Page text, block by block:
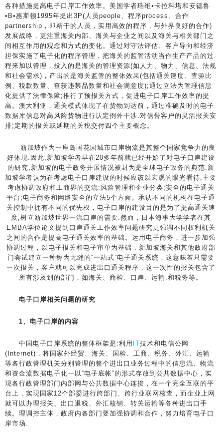
各种措施提高电子口岸工作效率。美国学者瑞维•卡拉科塔和安德鲁
•B•惠斯顿1995年提出3P(人员people、程序process、合作
partnership，即精干的人员，实用高效的程序，与外界良好的合作)
发展战略，更注重海关内部、海关与企业之间以及海关与相关部门之
间相互作用的观念和方式的变化。通过对守法评估、客户导向和经济
担保实施了电子化的程序管理，把海关的监管活动当作生产产品的过
程来加以管理，投入的是海关的管理资源(如人力、物力、信息、法规
和社会需求)，产出的是海关监管的整体效果(包括通关速度、查验比
例、税款数量、查获违禁品数量和社会满意度);通过立法为管理信息
化提供了法律保障;推行了预报关方式，促进电子口岸工作效率的提
高。澳大利亚，通关模式体现了在货物到达前，通过准确及时的电子
数据库信息对高风险货物进行认定例外干涉.对信誉客户的灵活报关安
排;定期的报关或延期的关税交付四个主要概念。
新加坡作为一座岛国花园城市口岸物流是其整个国家竞争力的良
好体现.因此,新加坡学者早在20多年前就已经开始了对电子口岸建设
的研究,新加坡的电子政务开展情况被封为是全球电子政务的典范.新
加坡学者认为在考虑电子口岸建设的时候应该以宏观的眼光看待,主要
考虑协调政府和工商界的交流:风险管理和企业分类;安全的电子通关
平台;电子商务和网络安全的立法5个方面。承认不同的机构在电子通
关控制中拥有不同的优先权，电子口岸的建设目的是为了提高通关速
度,树立新加坡世界一流口岸的需要.然而，日本海事大学学者在其
EMBA学位论文提到口岸通关工作效率问题研究更强调不同权利机关
之间的合作是提高电子通关效率的基础。运用电子商务，进一步加强
协调过程，以电子报关和电子审单为基础，新加坡海关和其他政府部
门尝试建立一种称为无缝的“一站式”电子通关系统，这意味着只需要
一次报关，客户就可以完成进出口通关程序，这一次性的报关包含了
所有涉及到的部门，如海关、商检、口岸、运输.和税务等。
电子口岸相关问题的研究
1、电子口岸的内容
中国电子口岸系统的整体框架是:利用 IT技术和电信公网
(Internet)，将国家外经贸、海关、国检、工商、税务、外汇、运输
等各行政管理机关分别管理的整个进出口业务过程中的信息流、物流
和资金流数据电子化—以“电子底帐”的形式存放到公共数据中心，实
现各行政管理部门内部网与公共数据中心连接，在一个完全互联的平
台上，实现国家12个部委进行跨部门、跨行业联网核查，而企业上网
就可以办理报关、出口退税、外汇核销、转关运输等各种进出口手
续。理调控主体，政府内各部门要加强协调和合作，努力培育电子口
岸市场.